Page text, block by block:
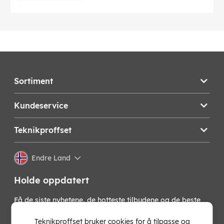
Denne teksten er automatisk oversatt, og det kan
EAN:
Sortiment
Kundeservice
Teknikproffset
Endre Land
Holde oppdatert
Få de siste nyhetene, de hotteste tilbudene og de beste
nyhetsbrev!
Teknikproffset bruker cookies for å tilpasse og